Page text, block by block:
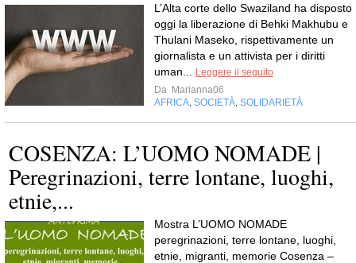
L’Alta corte dello Swaziland ha disposto
oggi la liberazione di Behki Makhubu e
Thulani Maseko, rispettivamente un
giornalista e un attivista per i diritti
uman...
Leggere il seguito
Da Marianna06
AFRICA SOCIETÀ SOLIDARIETÀ
COSENZA: L’UOMO NOMADE |
Peregrinazioni, terre lontane, luoghi,
etnie,...
Mostra L’UOMO NOMADE
peregrinazioni, terre lontane, luoghi,
etnie, migranti, memorie Cosenza –